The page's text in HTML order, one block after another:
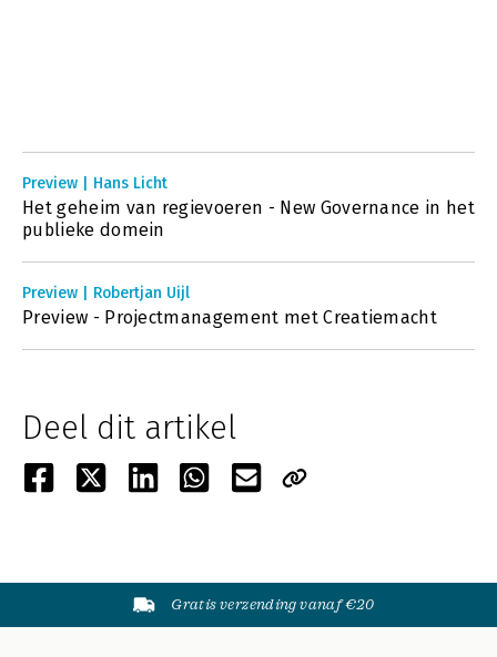
Preview | Hans Licht
Het geheim van regievoeren - New Governance in het
publieke domein
Preview | Robertjan Uijl
Preview - Projectmanagement met Creatiemacht
Deel dit artikel
Gratis verzending vanaf €20